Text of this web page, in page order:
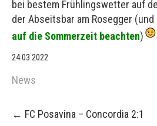
bei bestem Frühlingswetter auf
der Abseitsbar am Rosegger (und
auf die Sommerzeit beachten)
24.03.2022
News
Post
← FC Posavina – Concordia 2:1